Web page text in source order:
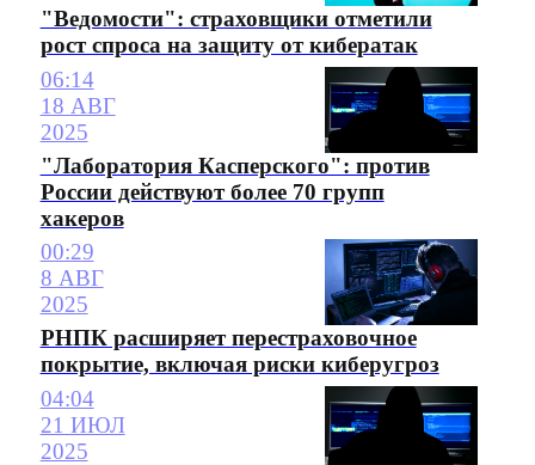
"Ведомости": страховщики отметили
рост спроса на защиту от кибератак
06:14
18 АВГ
2025
"Лаборатория Касперского": против
России действуют более 70 групп
хакеров
00:29
8 АВГ
2025
РНПК расширяет перестраховочное
покрытие, включая риски киберугроз
04:04
21 ИЮЛ
2025